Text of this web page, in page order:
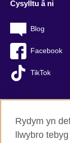
Cysylltu â ni
Blog
Facebook
TikTok
British Council
Preifatrwydd a
Rydym yn
llwybro